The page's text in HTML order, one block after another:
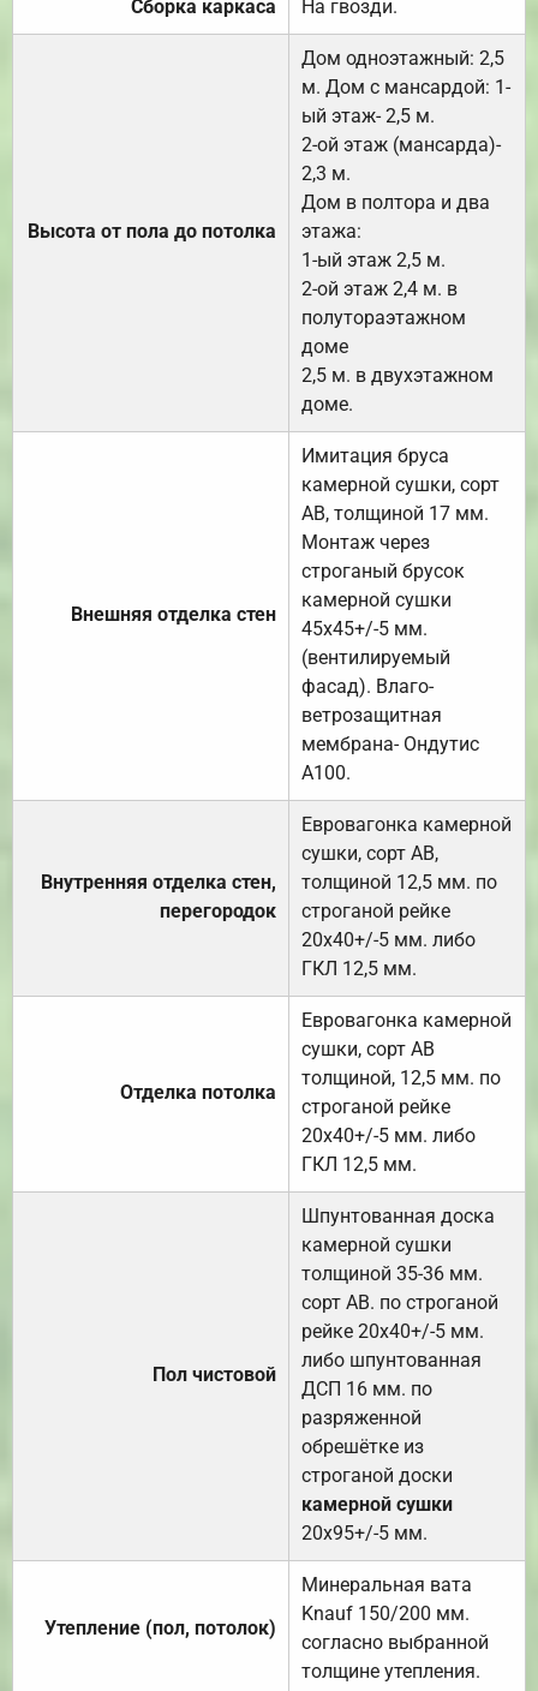
Сборка каркаса На гвозди.
Высота от пола до потолка
Дом одноэтажный: 2,5
м. Дом с мансардой: 1-
ый этаж- 2,5 м.
2-ой этаж (мансарда)-
2,3 м.
Дом в полтора и два
этажа:
1-ый этаж 2,5 м.
2-ой этаж 2,4 м. в
полутораэтажном
доме
2,5 м. в двухэтажном
доме.
Внешняя отделка стен
Имитация бруса
камерной сушки, сорт
АВ, толщиной 17 мм.
Монтаж через
строганый брусок
камерной сушки
45х45+/-5 мм.
(вентилируемый
фасад). Влаго-
ветрозащитная
мембрана- Ондутис
А100.
Внутренняя отделка стен,
перегородок
Евровагонка камерной
сушки, сорт АВ,
толщиной 12,5 мм. по
строганой рейке
20х40+/-5 мм. либо
ГКЛ 12,5 мм.
Отделка потолка
Евровагонка камерной
сушки, сорт АВ
толщиной, 12,5 мм. по
строганой рейке
20х40+/-5 мм. либо
ГКЛ 12,5 мм.
Пол чистовой
Шпунтованная доска
камерной сушки
толщиной 35-36 мм.
сорт АВ. по строганой
рейке 20х40+/-5 мм.
либо шпунтованная
ДСП 16 мм. по
разряженной
обрешётке из
строганой доски
камерной сушки
20х95+/-5 мм.
Утепление (пол, потолок)
Минеральная вата
Knauf 150/200 мм.
согласно выбранной
толщине утепления.